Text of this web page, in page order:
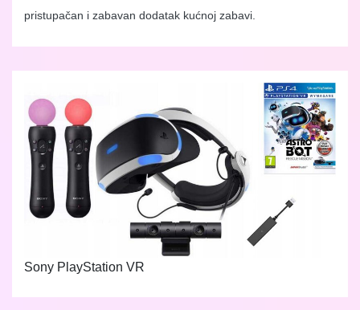
pristupačan i zabavan dodatak kućnoj zabavi.
Sony PlayStation VR